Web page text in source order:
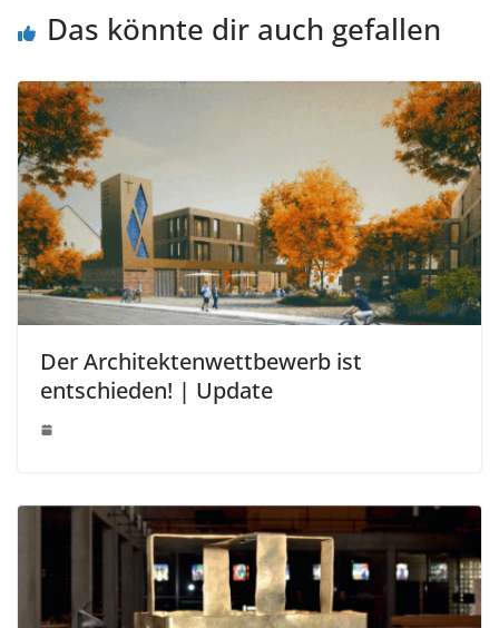
Das könnte dir auch gefallen
Der Architektenwettbewerb ist
entschieden! | Update